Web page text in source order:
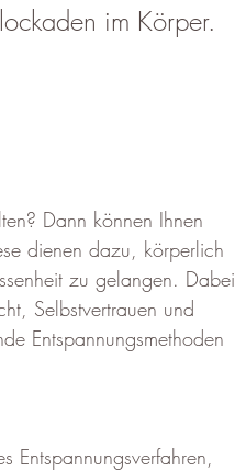
im Körper.
Dann können Ihnen
dienen dazu, körperlich
zu gelangen. Dabei
Selbstvertrauen und
Entspannungsmethoden
Entspannungsverfahren,